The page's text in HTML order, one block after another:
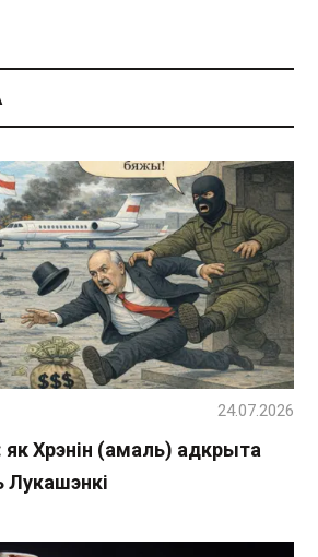
як Хрэнін (амаль) адкрыта
Лукашэнкі
24.07.2026